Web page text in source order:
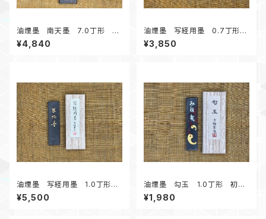
油煙墨 南天墨 7.0丁形 販
売部別注 箱無し 条幅練習に
オススメ
¥4,840
油煙墨 写経用墨 0.7丁形
写経におすすめ
¥3,850
油煙墨 写経用墨 1.0丁形
写経におすすめ
¥5,500
油煙墨 勾玉 1.0丁形 初心
者にオススメ
¥1,980